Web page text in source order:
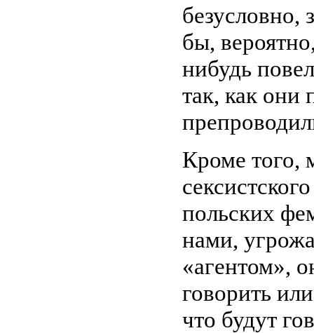
безусловно,
бы,
нибудь
так, как они
Кроме того,
польских
нами,
«агентом»,
говорить
что будут